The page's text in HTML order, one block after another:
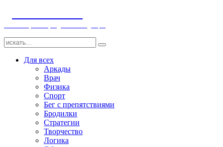
Для всех
Аркады
Врач
Физика
Спорт
Бег с препятствиями
Бродилки
Стратегии
Творчество
Логика